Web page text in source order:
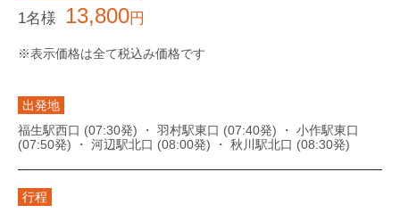
1名様 13,800円
※表示価格は全て税込み価格です
出発地
福生駅西口 (07:30発) ・ 羽村駅東口 (07:40発) ・ 小作駅東口
(07:50発) ・ 河辺駅北口 (08:00発) ・ 秋川駅北口 (08:30発)
行程